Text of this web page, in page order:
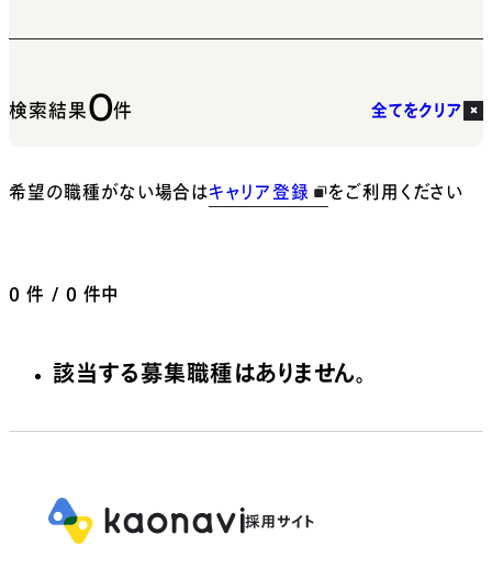
検索結果0件 全てをクリア
希望の職種がない場合はキャリア登録 をご利用ください
0 件 / 0 件中
該当する募集職種はありません。